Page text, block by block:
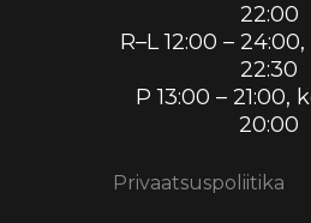
22:00
R–L 12:00 –
22:30
P 13:00 – 21:00,
20:00
Privaatsuspoliitika